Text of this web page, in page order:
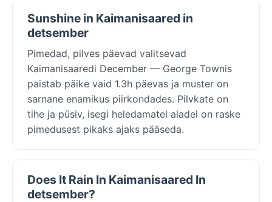
Sunshine in Kaimanisaared in
detsember
Pimedad, pilves päevad valitsevad
Kaimanisaaredi December — George Townis
paistab päike vaid 1.3h päevas ja muster on
sarnane enamikus piirkondades. Pilvkate on
tihe ja püsiv, isegi heledamatel aladel on raske
pimedusest pikaks ajaks pääseda.
Does It Rain In Kaimanisaared In
detsember?